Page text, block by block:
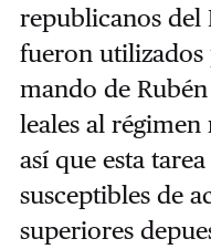
republicanos del
fueron utilizados
mando de
leales al
así que esta
susceptibles de
superiores